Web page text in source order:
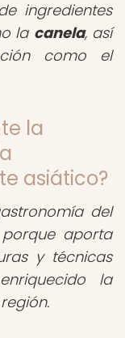
ingredientes
la canela, así
como el
la
asiático?
del
aporta
y técnicas
la